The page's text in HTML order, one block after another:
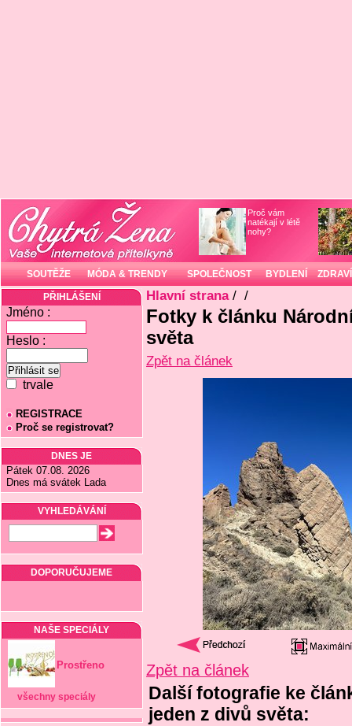
Proč vám
natékají v létě
nohy?
SOUTĚŽE MÓDA & TRENDY SPOLEČNOST BYDLENÍ ZDRAVÍ
PŘIHLÁŠENÍ
Jméno :
Heslo :
trvale
REGISTRACE
Proč se registrovat?
DNES JE
Pátek 07.08. 2026
Dnes má svátek Lada
VYHLEDÁVÁNÍ
DOPORUČUJEME
NAŠE SPECIÁLY
Prostřeno
všechny speciály
Hlavní strana/ /
Fotky k článku
světa
Zpět na článek
Zpět na článek
Další fotografie ke
jeden z divů světa: